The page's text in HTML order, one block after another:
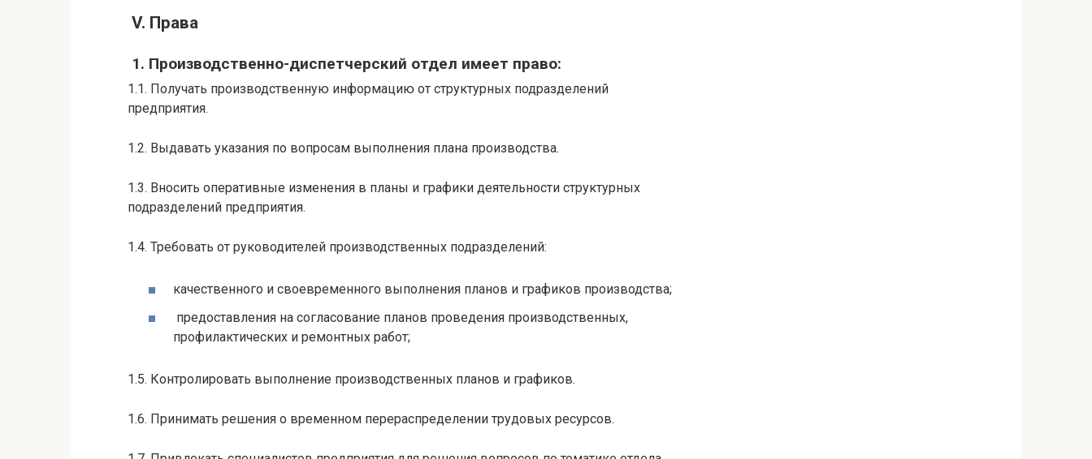
V. Права
1. Производственно-диспетчерский отдел имеет право:
1.1. Получать производственную информацию от структурных подразделений
предприятия.
1.2. Выдавать указания по вопросам выполнения плана производства.
1.3. Вносить оперативные изменения в планы и графики деятельности структурных
подразделений предприятия.
1.4. Требовать от руководителей производственных подразделений:
качественного и своевременного выполнения планов и графиков производства;
предоставления на согласование планов проведения производственных,
профилактических и ремонтных работ;
1.5. Контролировать выполнение производственных планов и графиков.
1.6. Принимать решения о временном перераспределении трудовых ресурсов.